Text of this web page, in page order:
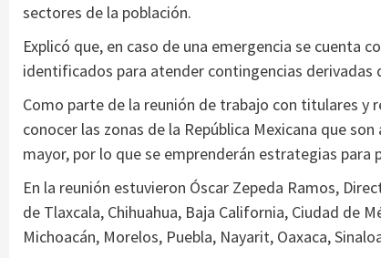
sectores de la población.
Explicó que, en caso de una emergencia se cuenta
identificados para atender contingencias
Como parte de la reunión de trabajo con titulares y
conocer las zonas de la República Mexicana que
mayor, por lo que se emprenderán estrategias para
En la reunión estuvieron Óscar Zepeda Ramos,
de Tlaxcala, Chihuahua, Baja California, Ciudad de
Michoacán, Morelos, Puebla, Nayarit, Oaxaca,